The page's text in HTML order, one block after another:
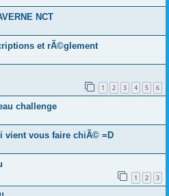
NCT
et rÃ©glement
1 2 3 4 5 6
challenge
vient vous faire chiÃ© =D
1 2 3